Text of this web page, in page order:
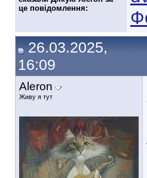
це повідомлення:
26.03.2025,
16:09
Aleron
Живу я тут